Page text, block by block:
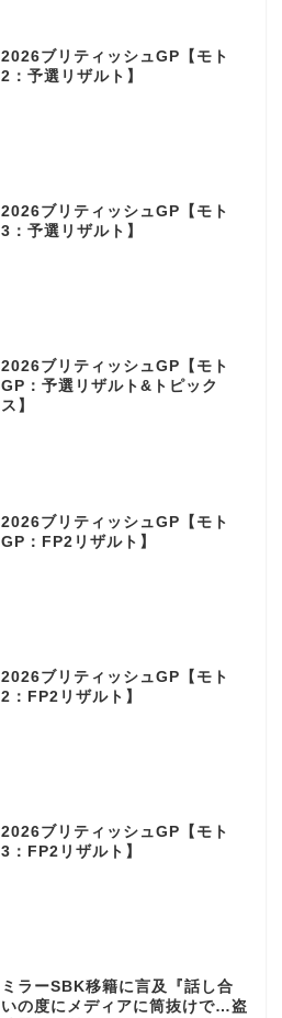
2026ブリティッシュGP【モト
2：予選リザルト】
2026ブリティッシュGP【モト
3：予選リザルト】
2026ブリティッシュGP【モト
GP：予選リザルト&トピック
ス】
2026ブリティッシュGP【モト
GP：FP2リザルト】
2026ブリティッシュGP【モト
2：FP2リザルト】
2026ブリティッシュGP【モト
3：FP2リザルト】
ミラーSBK移籍に言及『話し合
いの度にメディアに筒抜けで…盗